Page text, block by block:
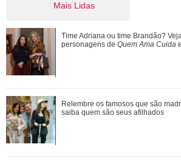
Mais Lidas
Emma Heming revela que estava
Bruce Willis: Adorava estar perto
Leonardo compra 60 porcos e
pagamento: Vou pedir ajuda
Time Adriana ou time Brandão?
personagens de Quem Ama Cuida
Relembre os famosos que são
saiba quem são seus afilhados